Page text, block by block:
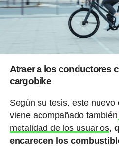
Atraer a los conductores
cargobike
Según su tesis, este nuevo
viene acompañado también
metalidad de los usuarios,
encarecen los